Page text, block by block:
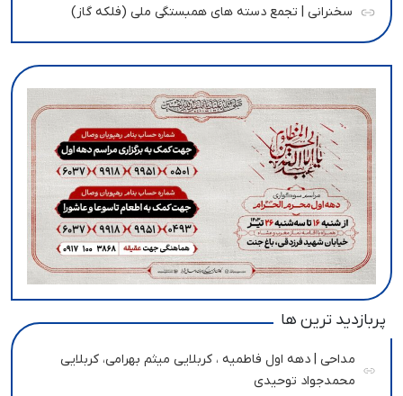
سخنرانی | تجمع دسته های همبستگی ملی (فلکه گاز)
پربازدید ترین ها
مداحی | دهه اول فاطمیه ، کربلایی میثم بهرامی، کربلایی
محمدجواد توحیدی